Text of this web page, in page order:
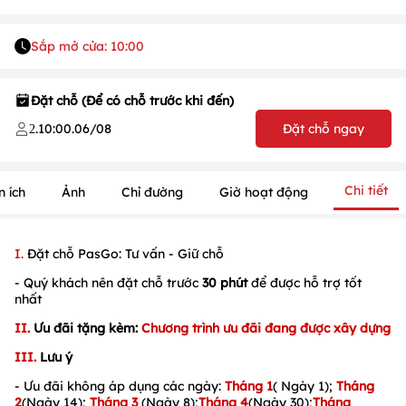
Sắp mở cửa: 10:00
Đặt chỗ (Để có chỗ trước khi đến)
2.10:00.06/08 Đặt chỗ ngay
ích Ảnh Chỉ đường Giờ hoạt động Chi tiết
I. Đặt chỗ PasGo: Tư vấn - Giữ chỗ
- Quý khách nên đặt chỗ trước 30 phútđể được hỗ trợ tốt
nhất
II. Ưu đãi tặng kèm: Chương trình ưu đãi đang được xây dựng
III. Lưu ý
- Ưu đãi không áp dụng các ngày: Tháng 1( Ngày 1); Tháng
2(Ngày 14); Tháng 3(Ngày 8);Tháng 4(Ngày 30);Tháng
/1